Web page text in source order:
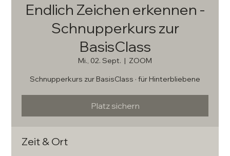
Endlich Zeichen erkennen -
Schnupperkurs zur
BasisClass
Mi., 02. Sept.
  |
ZOOM
Schnupperkurs zur BasisClass · für Hinterbliebene
Platz sichern
Zeit & Ort